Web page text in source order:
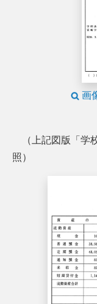
画
（上記図版「学
照）